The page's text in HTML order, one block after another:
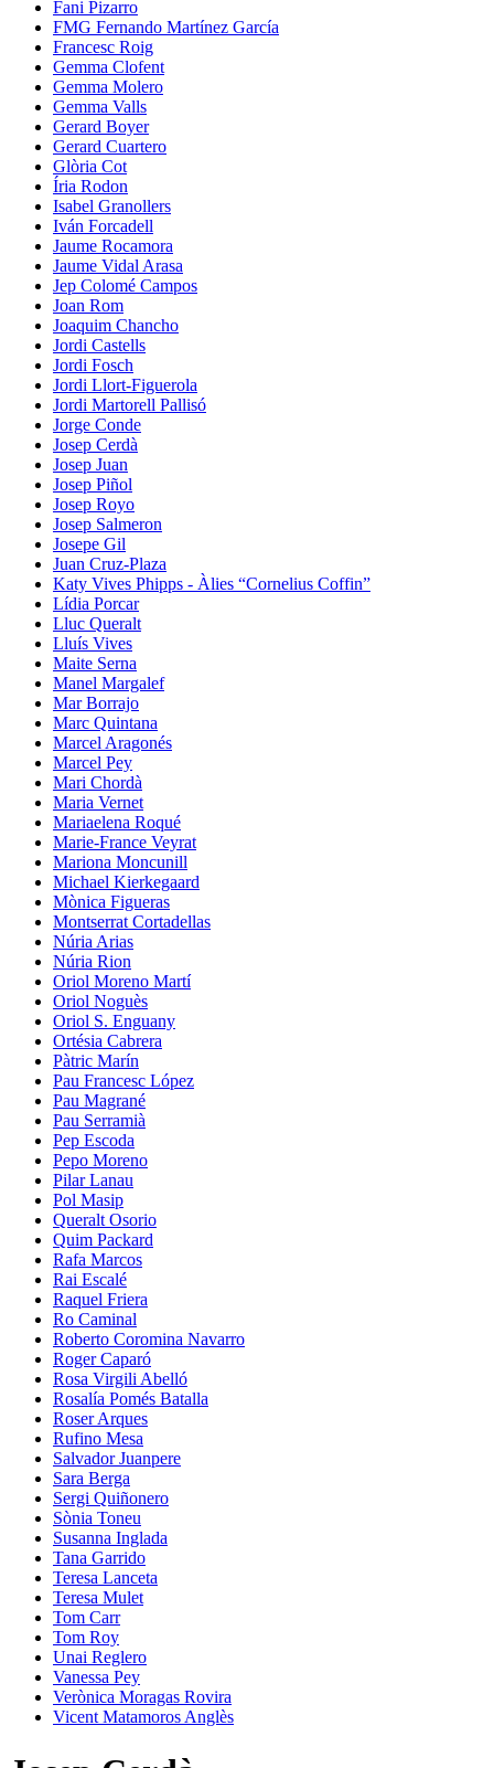
Fani Pizarro
FMG Fernando Martínez García
Francesc Roig
Gemma Clofent
Gemma Molero
Gemma Valls
Gerard Boyer
Gerard Cuartero
Glòria Cot
Íria Rodon
Isabel Granollers
Iván Forcadell
Jaume Rocamora
Jaume Vidal Arasa
Jep Colomé Campos
Joan Rom
Joaquim Chancho
Jordi Castells
Jordi Fosch
Jordi Llort-Figuerola
Jordi Martorell Pallisó
Jorge Conde
Josep Cerdà
Josep Juan
Josep Piñol
Josep Royo
Josep Salmeron
Josepe Gil
Juan Cruz-Plaza
Katy Vives Phipps - Àlies “Cornelius Coffin”
Lídia Porcar
Lluc Queralt
Lluís Vives
Maite Serna
Manel Margalef
Mar Borrajo
Marc Quintana
Marcel Aragonés
Marcel Pey
Mari Chordà
Maria Vernet
Mariaelena Roqué
Marie-France Veyrat
Mariona Moncunill
Michael Kierkegaard
Mònica Figueras
Montserrat Cortadellas
Núria Arias
Núria Rion
Oriol Moreno Martí
Oriol Noguès
Oriol S. Enguany
Ortésia Cabrera
Pàtric Marín
Pau Francesc López
Pau Magrané
Pau Serramià
Pep Escoda
Pepo Moreno
Pilar Lanau
Pol Masip
Queralt Osorio
Quim Packard
Rafa Marcos
Rai Escalé
Raquel Friera
Ro Caminal
Roberto Coromina Navarro
Roger Caparó
Rosa Virgili Abelló
Rosalía Pomés Batalla
Roser Arques
Rufino Mesa
Salvador Juanpere
Sara Berga
Sergi Quiñonero
Sònia Toneu
Susanna Inglada
Tana Garrido
Teresa Lanceta
Teresa Mulet
Tom Carr
Tom Roy
Unai Reglero
Vanessa Pey
Verònica Moragas Rovira
Vicent Matamoros Anglès